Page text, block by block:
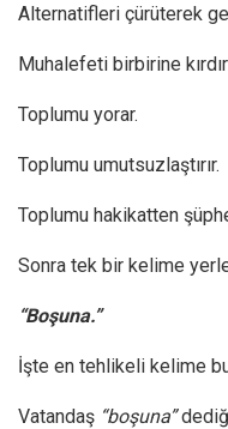
Alternatifleri çürüterek
Muhalefeti birbirine
Toplumu yorar.
Toplumu umutsuzlaştırır.
Toplumu hakikatten
Sonra tek bir kelime
“Boşuna.”
İşte en tehlikeli kelime
Vatandaş “boşuna”